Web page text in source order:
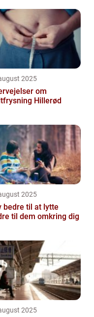
2025
om
Hillerød
2025
bedre til at lytte
til dem omkring dig
2025